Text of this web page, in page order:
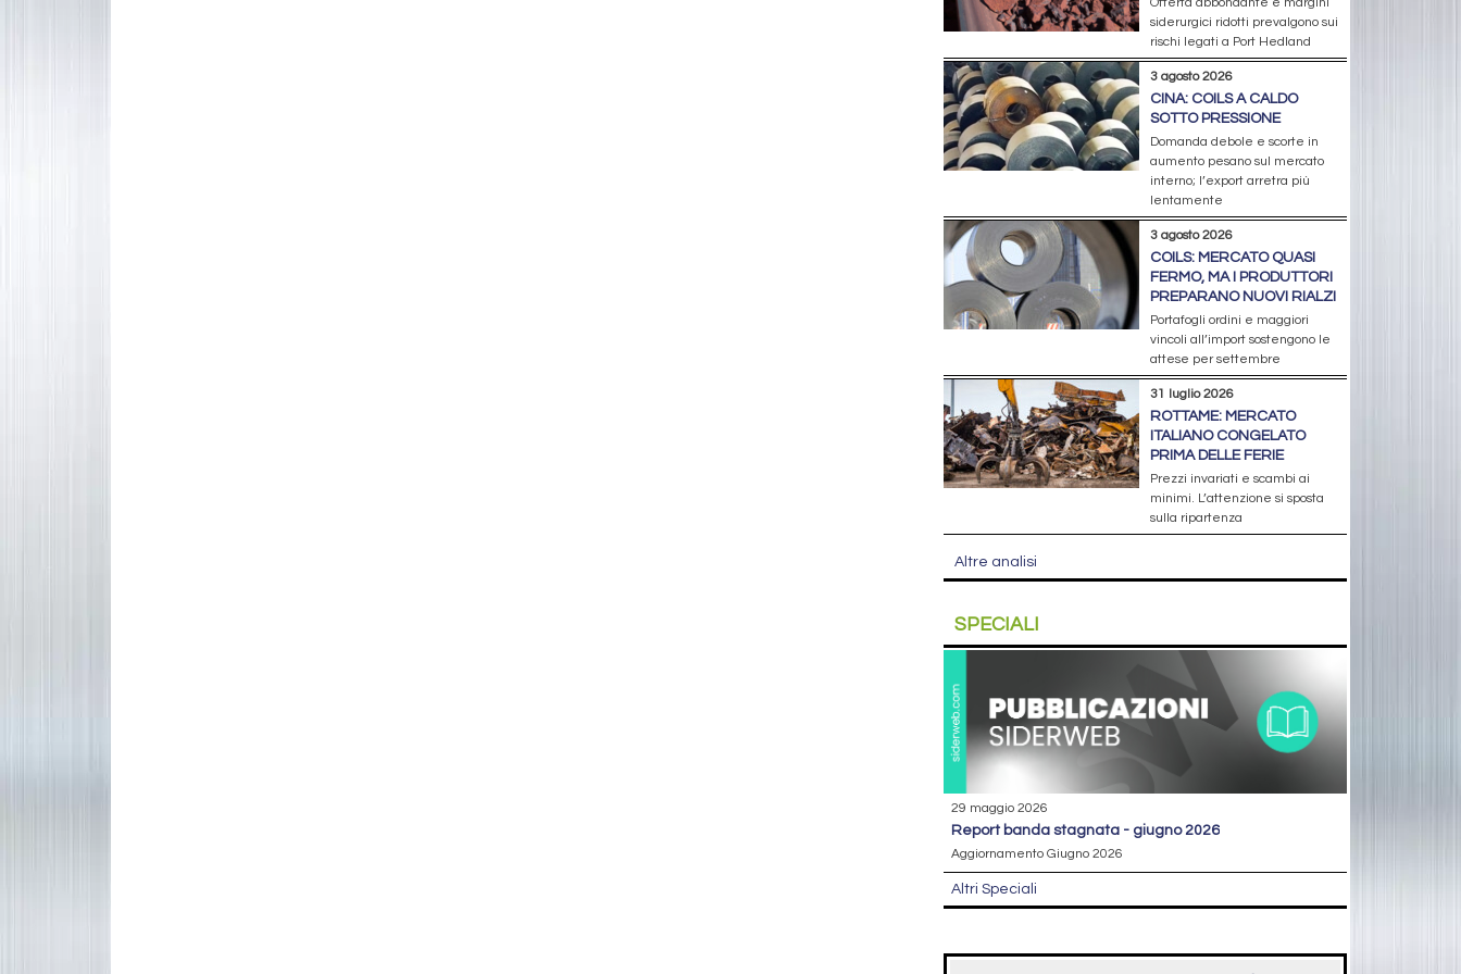
Offerta abbondante e margini
siderurgici ridotti prevalgono sui
rischi legati a Port Hedland
3 agosto 2026
CINA: COILS A CALDO
SOTTO PRESSIONE
Domanda debole e scorte in
aumento pesano sul mercato
interno; l’export arretra più
lentamente
3 agosto 2026
COILS: MERCATO QUASI
FERMO, MA I PRODUTTORI
PREPARANO NUOVI RIALZI
Portafogli ordini e maggiori
vincoli all’import sostengono le
attese per settembre
31 luglio 2026
ROTTAME: MERCATO
ITALIANO CONGELATO
PRIMA DELLE FERIE
Prezzi invariati e scambi ai
minimi. L’attenzione si sposta
sulla ripartenza
Altre analisi
SPECIALI
29 maggio 2026
report banda stagnata - giugno 2026
Aggiornamento Giugno 2026
Altri Speciali